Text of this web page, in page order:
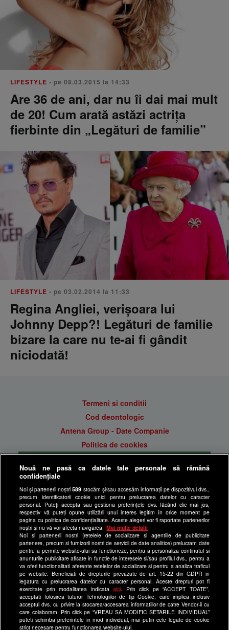
LIFESTYLE • pe 08.03.2015 la 14:33
Are 36 de ani, dar nu îi dai mai mult
de 20! Cum arată astăzi actrița
fierbinte din „Legături de familie”
LIFESTYLE • pe 03.02.2014 la 11:33
Regina Angliei, verișoara lui
Johnny Depp?! Legături de familie
bizare la care nu te-ai fi gândit
niciodată!
Termeni si conditii
Cod deontologic
Antena Group - Date Companie
Politica de cookies
Politica de confidentialitate
Anunturi gratuite pe Lajumate.ro
Ultimele Stiri
Program Happy Channel
Echipa editorială
Site-uri Antena Group
a1.ro
antenastars.ro
as.ro
catine.ro
chefi.ro
Nouă ne pasă ca datele tale personale să rămână
confidențiale
Noi și partenerii noștri589 stocăm și/sau accesăm informații pe dispozitivul dvs.,
precum identificatorii cookie unici pentru prelucrarea datelor cu caracter
personal. Puteți accepta sau gestiona preferințele dvs. făcând clic mai jos,
respectiv vă puteți opune utilizării unui interes legitim în orice moment pe
pagina cu politica de confidențialitate. Aceste alegeri vor fi raportate partenerilor
noștri și nu vă vor afecta navigarea.
Mai multe detalii
Noi si partenerii nostri (retelele de socializare si agentiile de publicitate
partenere, precum si furnizorii nostri de servicii de date analitice) prelucram date
pentru a permite website-ului sa functioneze, pentru a personaliza continutul si
anunturile publicitare afisate in functie de interesele si/sau profilul dvs., pentru a
va oferi functionalitati aferente retelelor de socializare si pentru a analiza traficul
pe website. Beneficiati de drepturile prevazute de art. 15-22 din GDPR in
legatura cu prelucrarea datelor cu caracter personal. Aceste drepturi pot fi
exercitate prin modalitatea indicataaici . Prin click pe “ACCEPT TOATE”,
acceptati folosirea tuturor Tehnologiilor de tip Cookie, care implica inclusiv
acceptul dvs. cu privire la stocarea/accesarea informatiilor de catre Vendor-ii cu
care colaboram. Prin click pe “VREAU SA MODIFIC SETARILE INDIVIDUAL”
puteti schimba preferintele in mod individual, mai putin cele legate de cookie
strict necesare pentru functionarea website-ului.